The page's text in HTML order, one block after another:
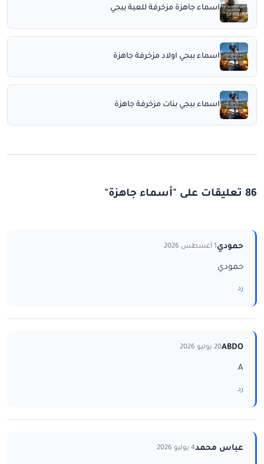
اسماء جاهزة مزخرفة للعبة ببجي
اسماء ببجي اولاد مزخرفة جاهزة
اسماء ببجي بنات مزخرفة جاهزة
86 تعليقات على "أسماء جاهزة"
حمودي1 أغسطس 2026
حمودي
رد
ABDO20 يوليو 2026
A
رد
عباس محمد4 يوليو 2026